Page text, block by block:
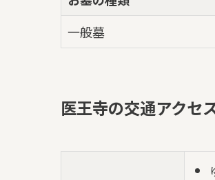
一般墓
医王寺の交通アクセ